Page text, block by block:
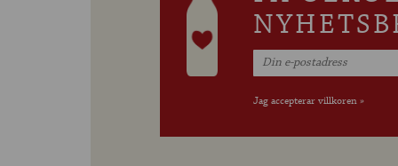
Jag accepterar villkoren »